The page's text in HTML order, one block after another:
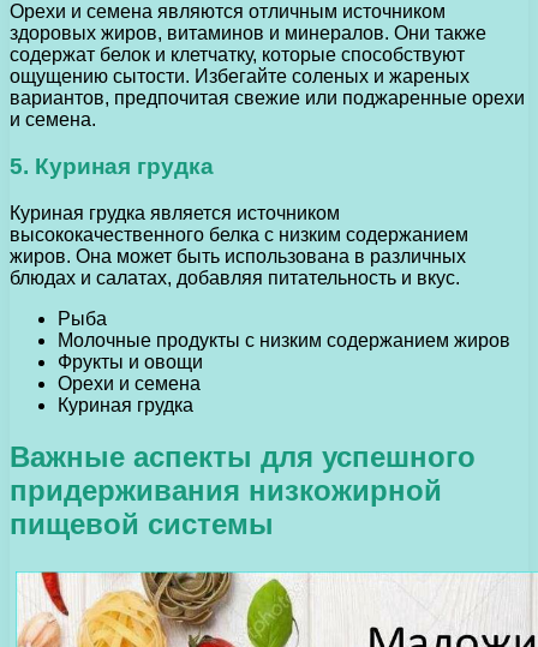
Орехи и семена являются отличным источником
здоровых жиров, витаминов и минералов. Они также
содержат белок и клетчатку, которые способствуют
ощущению сытости. Избегайте соленых и жареных
вариантов, предпочитая свежие или поджаренные орехи
и семена.
5. Куриная грудка
Куриная грудка является источником
высококачественного белка с низким содержанием
жиров. Она может быть использована в различных
блюдах и салатах, добавляя питательность и вкус.
Рыба
Молочные продукты с низким содержанием жиров
Фрукты и овощи
Орехи и семена
Куриная грудка
Важные аспекты для успешного
придерживания низкожирной
пищевой системы